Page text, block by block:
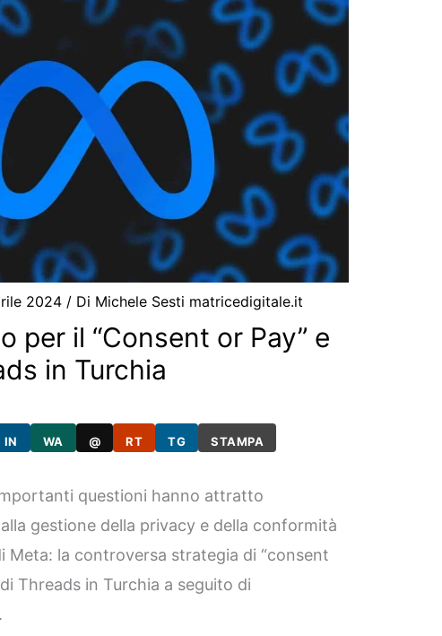
2024 / Di Michele Sesti matricedigitale.it
per il “Consent or Pay” e
in Turchia
IN WA @ RT TG STAMPA
questioni hanno attratto
gestione della privacy e della conformità
Meta: la controversa strategia di “consent
Threads in Turchia a seguito di